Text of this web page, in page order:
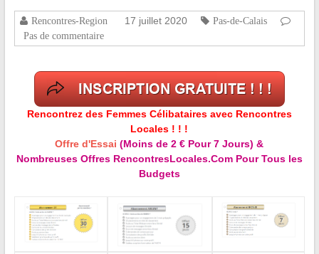
Rencontres-Region 17 juillet 2020
Pas-de-Calais
Pas de commentaire
Rencontrez des Femmes Célibataires avec Rencontres
Locales ! ! !
Offre d'Essai (Moins de 2 € Pour 7 Jours) &
Nombreuses Offres RencontresLocales.Com Pour Tous les
Budgets